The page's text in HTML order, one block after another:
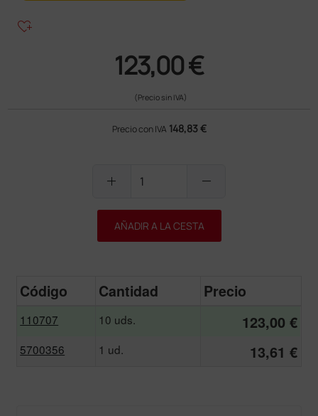
heart_plus
123,00 €
(Precio sin IVA)
Precio con IVA 148,83 €
add remove
AÑADIR A LA CESTA
Código Cantidad Precio
110707 10 uds. 123,00 €
5700356 1 ud. 13,61 €